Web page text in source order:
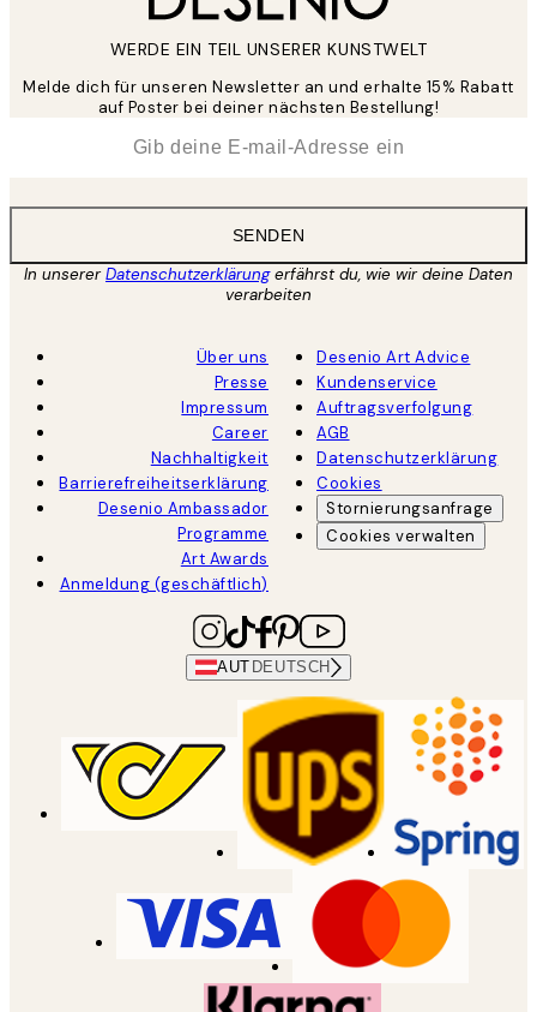
WERDE EIN TEIL UNSERER KUNSTWELT
Melde dich für unseren Newsletter an und erhalte 15% Rabatt
auf Poster bei deiner nächsten Bestellung!
SENDEN
In unsererDatenschutzerklärungerfährst du, wie wir deine Daten
verarbeiten
Über uns
Presse
Impressum
Career
Nachhaltigkeit
Barrierefreiheitserklärung
Desenio Ambassador
Programme
Art Awards
Anmeldung (geschäftlich)
Desenio Art Advice
Kundenservice
Auftragsverfolgung
AGB
Datenschutzerklärung
Cookies
Stornierungsanfrage
Cookies verwalten
AUT DEUTSCH